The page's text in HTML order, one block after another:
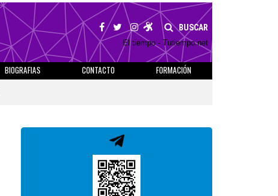
BUSCAR
El tiempo - Tutiempo.net
BIOGRAFIAS CONTACTO
FORMACIÓN